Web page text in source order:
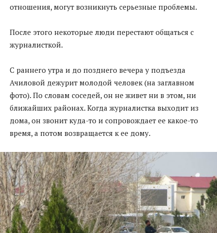
отношения, могут возникнуть серьезные проблемы.
После этого некоторые люди перестают общаться с
журналисткой.
С раннего утра и до позднего вечера у подъезда
Ачиловой дежурит молодой человек (на заглавном
фото). По словам соседей, он не живет ни в этом, ни
ближайших районах. Когда журналистка выходит из
дома, он звонит куда-то и сопровождает ее какое-то
время, а потом возвращается к ее дому.